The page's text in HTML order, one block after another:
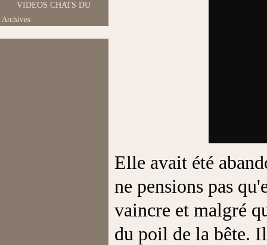
VIDEOS CHATS DU
Archives
Elle avait été
ne pensions pas
vaincre et malgré
du poil de la bête.